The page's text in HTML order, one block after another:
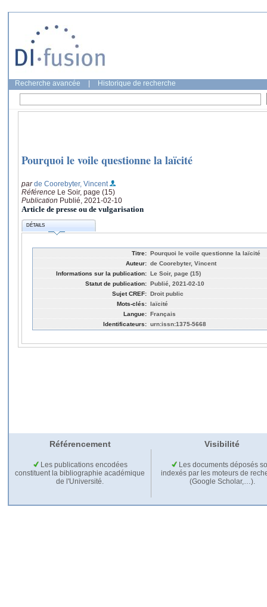
Recherche avancée Historique de recherche
Pourquoi le voile questionne la laïcité
parde Coorebyter, Vincent
Référence Le Soir, page (15)
Publication Publié, 2021-02-10
Article de presse ou de vulgarisation
DÉTAILS
Titre: Pourquoi le voile questionne la laïcité
Auteur: de Coorebyter, Vincent
Informations sur la publication: Le Soir, page (15)
Statut de publication: Publié, 2021-02-10
Sujet CREF: Droit public
Mots-clés: laïcité
Langue: Français
Identificateurs: urn:issn:1375-5668
Référencement Visibilité
Les publications encodées
constituent la bibliographie académique
de l'Université.
Les documents déposés
indexés par les moteurs de
(Google Scholar,…).